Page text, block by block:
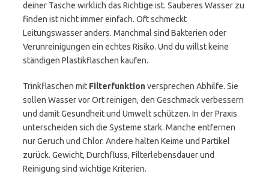
deiner Tasche wirklich das Richtige ist. Sauberes Wasser zu
finden ist nicht immer einfach. Oft schmeckt
Leitungswasser anders. Manchmal sind Bakterien oder
Verunreinigungen ein echtes Risiko. Und du willst keine
ständigen Plastikflaschen kaufen.
Trinkflaschen mit Filterfunktionversprechen Abhilfe. Sie
sollen Wasser vor Ort reinigen, den Geschmack verbessern
und damit Gesundheit und Umwelt schützen. In der Praxis
unterscheiden sich die Systeme stark. Manche entfernen
nur Geruch und Chlor. Andere halten Keime und Partikel
zurück. Gewicht, Durchfluss, Filterlebensdauer und
Reinigung sind wichtige Kriterien.